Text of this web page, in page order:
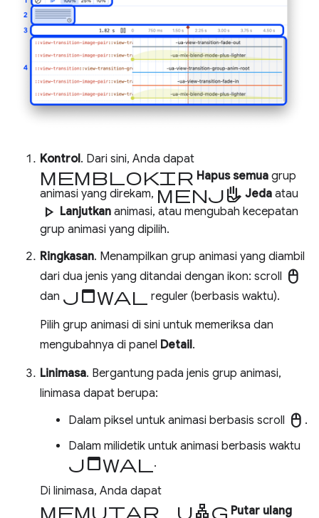
Kontrol. Dari sini, Anda dapat
memblokir Hapus semua grup
animasi yang direkam, menjeda Jeda atau
play_arrow Lanjutkan animasi, atau mengubah kecepatan
grup animasi yang dipilih.
Ringkasan. Menampilkan grup animasi yang diambil
dari dua jenis yang ditandai dengan ikon: scroll mouse
dan jadwal
reguler (berbasis waktu).
Pilih grup animasi di sini untuk memeriksa dan
mengubahnya di panel Detail.
Linimasa. Bergantung pada jenis grup animasi,
linimasa dapat berupa:
Dalam piksel untuk animasi berbasis scroll mouse .
Dalam milidetik untuk animasi berbasis waktu
jadwal
.
Di linimasa, Anda dapat
memutar ulang Putar ulang